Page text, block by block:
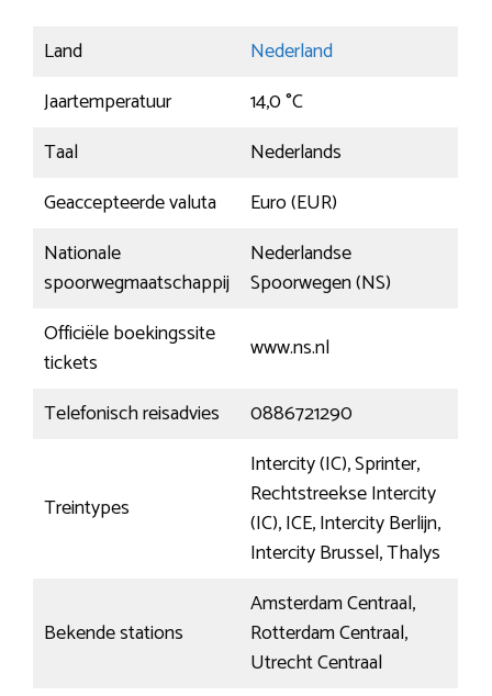
Land
Nederland
Jaartemperatuur
14,0 °C
Taal
Nederlands
Geaccepteerde valuta
Euro (EUR)
Nationale
spoorwegmaatschappij
Nederlandse
Spoorwegen (NS)
Officiële boekingssite
tickets
www.ns.nl
Telefonisch reisadvies
0886721290
Treintypes
Intercity (IC), Sprinter,
Rechtstreekse Intercity
(IC), ICE, Intercity Berlijn,
Intercity Brussel, Thalys
Bekende stations
Amsterdam Centraal,
Rotterdam Centraal,
Utrecht Centraal